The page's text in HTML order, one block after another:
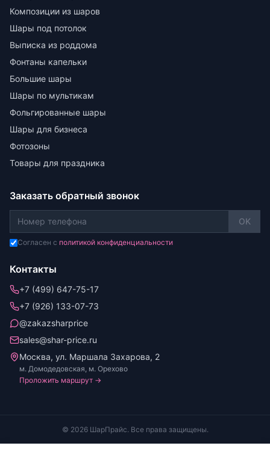
Композиции из шаров
Шары под потолок
Выписка из роддома
Фонтаны капельки
Большие шары
Шары по мультикам
Фольгированные шары
Шары для бизнеса
Фотозоны
Товары для праздника
Заказать обратный звонок
OK
Согласен с политикой конфиденциальности
Контакты
+7 (499) 647-75-17
+7 (926) 133-07-73
@zakazsharprice
sales@shar-price.ru
Москва, ул. Маршала Захарова, 2
м. Домодедовская, м. Орехово
Проложить маршрут →
© 2026 ШарПрайс. Все права защищены.